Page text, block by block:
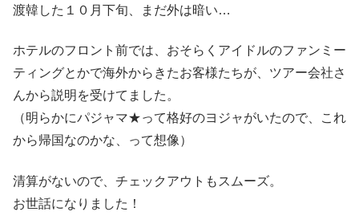
渡韓した１０月下旬、まだ外は暗い…
ホテルのフロント前では、おそらくアイドルのファンミー
ティングとかで海外からきたお客様たちが、ツアー会社さ
んから説明を受けてました。
（明らかにパジャマ★って格好のヨジャがいたので、これ
から帰国なのかな、って想像）
清算がないので、チェックアウトもスムーズ。
お世話になりました！